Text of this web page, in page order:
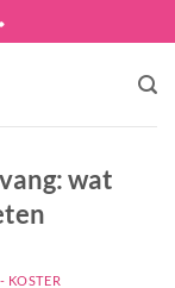
wat
KOSTER